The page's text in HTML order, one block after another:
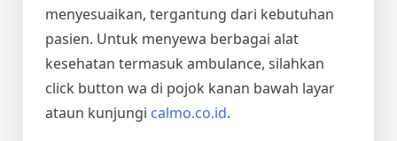
menyesuaikan, tergantung dari kebutuhan
pasien. Untuk menyewa berbagai alat
kesehatan termasuk ambulance, silahkan
click button wa di pojok kanan bawah layar
ataun kunjungi calmo.co.id.